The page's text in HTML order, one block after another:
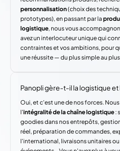
personnalisation(choix des
prototypes), en passant par la
logistique, nous vous
avez un interlocuteur unique qui
contraintes et vos ambitions, pour
une réussite — du plus simple au
Panopli gère-t-il la logistique et
Oui, et c'est une de nos forces.
l'intégralité de la chaîne logistique :
goodies dans nos entrepôts,
réel, préparation de commandes,
l'international, livraisons unitaires ou